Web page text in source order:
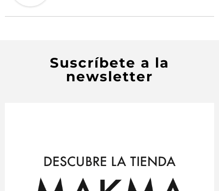
Suscríbete a la
newsletter